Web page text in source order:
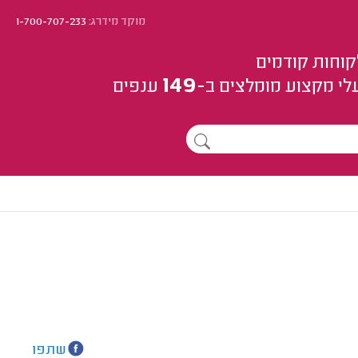
מוקד מידרג:1-700-707-233
קודמים
מקצוע מומלצים ב-149 ענפים
שתפו